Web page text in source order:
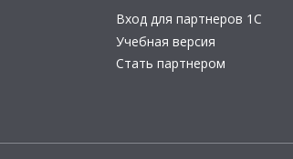
Вход для партнеров 1С
Учебная версия
Стать партнером